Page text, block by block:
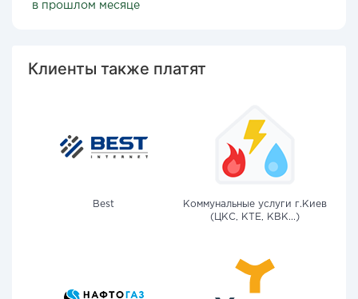
в прошлом месяце
Клиенты также платят
Best
Коммунальные услуги г.Киев
(ЦКС, КТЕ, КВК...)